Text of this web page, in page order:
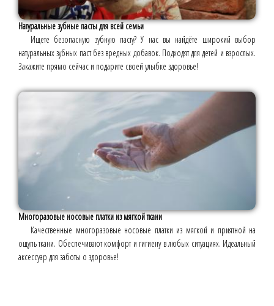
Натуральные зубные пасты для всей семьи
Ищете безопасную зубную пасту? У нас вы найдёте широкий выбор
натуральных зубных паст без вредных добавок. Подходят для детей и взрослых.
Закажите прямо сейчас и подарите своей улыбке здоровье!
Многоразовые носовые платки из мягкой ткани
Качественные многоразовые носовые платки из мягкой и приятной на
ощупь ткани. Обеспечивают комфорт и гигиену в любых ситуациях. Идеальный
аксессуар для заботы о здоровье!